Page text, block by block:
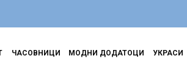
ЧАСОВНИЦИ МОДНИ ДОДАТОЦИ УКРАСИ